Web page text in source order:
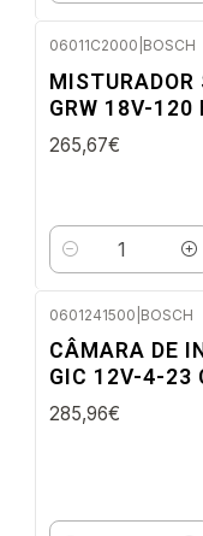
06011C2000 BOSCH
MISTURADOR
GRW 18V-120
265,67€
Quantidade
0601241500 BOSCH
CÂMARA DE
GIC 12V-4-23
285,96€